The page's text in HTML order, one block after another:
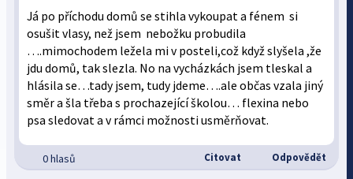
Já po příchodu domů se stihla vykoupat a fénem si
osušit vlasy, než jsem nebožku probudila
….mimochodem ležela mi v posteli,což když slyšela ,že
jdu domů, tak slezla. No na vycházkách jsem tleskal a
hlásila se…tady jsem, tudy jdeme….ale občas vzala jiný
směr a šla třeba s prochazející školou… flexina nebo
psa sledovat a v rámci možnosti usměrňovat.
0 hlasů Citovat Odpovědět